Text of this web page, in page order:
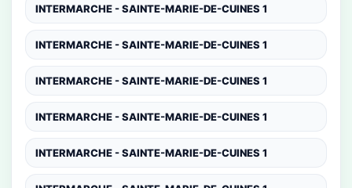
INTERMARCHE - SAINTE-MARIE-DE-CUINES 1
INTERMARCHE - SAINTE-MARIE-DE-CUINES 1
INTERMARCHE - SAINTE-MARIE-DE-CUINES 1
INTERMARCHE - SAINTE-MARIE-DE-CUINES 1
INTERMARCHE - SAINTE-MARIE-DE-CUINES 1